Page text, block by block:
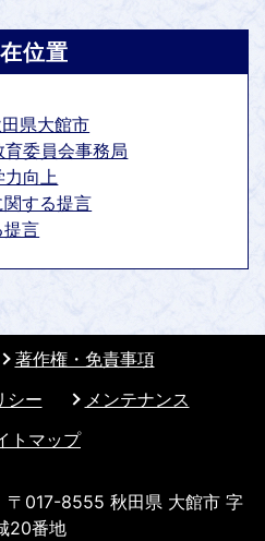
位置
県大館市
育委員会事務局
力向上
する提言
提言
著作権・免責事項
シー
メンテナンス
トマップ
017-8555 秋田県 大館市 字
20番地